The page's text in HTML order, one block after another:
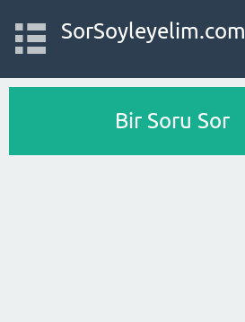
SorSoyleyelim.com
Bir Soru Sor